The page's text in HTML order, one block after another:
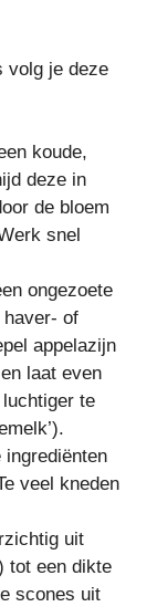
volg je deze
koude,
deze in
de bloem
snel
ongezoete
of
appelazijn
laat even
te
ingrediënten
veel kneden
uit
tot een dikte
scones uit